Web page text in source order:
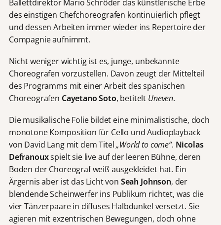
Ballettdirektor Mario Schröder das künstlerische Erbe
des einstigen Chefchoreografen kontinuierlich pflegt
und dessen Arbeiten immer wieder ins Repertoire der
Compagnie aufnimmt.
Nicht weniger wichtig ist es, junge, unbekannte
Choreografen vorzustellen. Davon zeugt der Mittelteil
des Programms mit einer Arbeit des spanischen
Choreografen Cayetano Soto, betitelt Uneven.
Die musikalische Folie bildet eine minimalistische, doch
monotone Komposition für Cello und Audioplayback
von David Lang mit dem Titel„World to come“. Nicolas
Defranouxspielt sie live auf der leeren Bühne, deren
Boden der Choreograf weiß ausgekleidet hat. Ein
Ärgernis aber ist das Licht von Seah Johnson, der
blendende Scheinwerfer ins Publikum richtet, was die
vier Tänzerpaare in diffuses Halbdunkel versetzt. Sie
agieren mit exzentrischen Bewegungen, doch ohne